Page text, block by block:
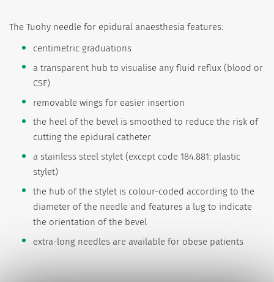
The Tuohy needle for epidural anaesthesia features:
centimetric graduations
a transparent hub to visualise any fluid reflux (blood or
CSF)
removable wings for easier insertion
the heel of the bevel is smoothed to reduce the risk of
cutting the epidural catheter
a stainless steel stylet (except code 184.881: plastic
stylet)
the hub of the stylet is colour-coded according to the
diameter of the needle and features a lug to indicate
the orientation of the bevel
extra-long needles are available for obese patients